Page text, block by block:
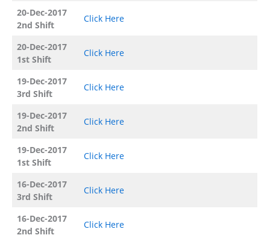
20-Dec-2017
2nd Shift
Click Here
20-Dec-2017
1st Shift
Click Here
19-Dec-2017
3rd Shift
Click Here
19-Dec-2017
2nd Shift
Click Here
19-Dec-2017
1st Shift
Click Here
16-Dec-2017
3rd Shift
Click Here
16-Dec-2017
2nd Shift
Click Here